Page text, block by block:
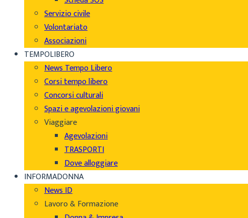
Servizio civile
Volontariato
Associazioni
TEMPOLIBERO
News Tempo Libero
Corsi tempo libero
Concorsi culturali
Spazi e agevolazioni giovani
Viaggiare
Agevolazioni
TRASPORTI
Dove alloggiare
INFORMADONNA
News ID
Lavoro & Formazione